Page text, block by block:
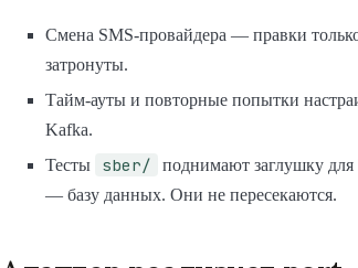
Смена SMS-провайдера — правки
затронуты.
Тайм-ауты и повторные попытки
Kafka.
Тесты
sber/ поднимают заглушку для
— базу данных. Они не пересекаются.